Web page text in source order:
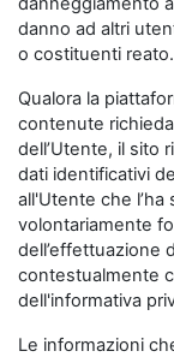
danno ad altri
o costituenti reato.
Qualora la
contenute
dell’Utente, il sito
dati identificativi
all'Utente che l’ha
volontariamente
dell’effettuazione
contestualmente
dell'informativa
Le informazioni